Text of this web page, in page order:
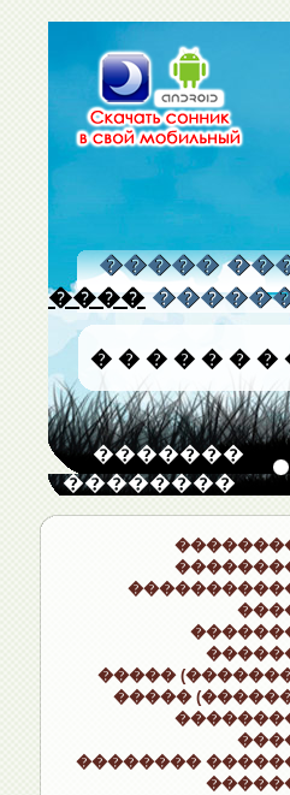
�����
����
� � � � � � �
�������
��������
�����
�����
��������